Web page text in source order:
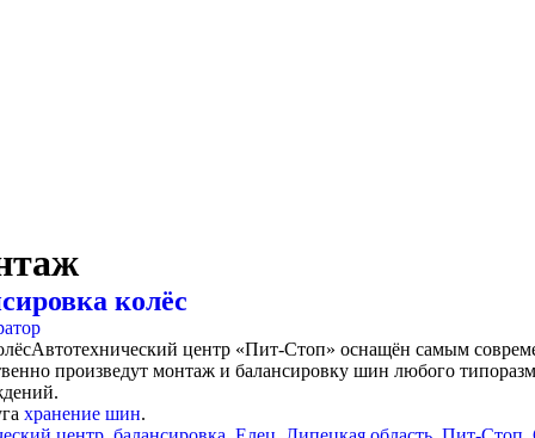
колёс
Автотехнический центр «Пит-Стоп» оснащён самым
произведут монтаж и балансировку шин любого
хранение шин.